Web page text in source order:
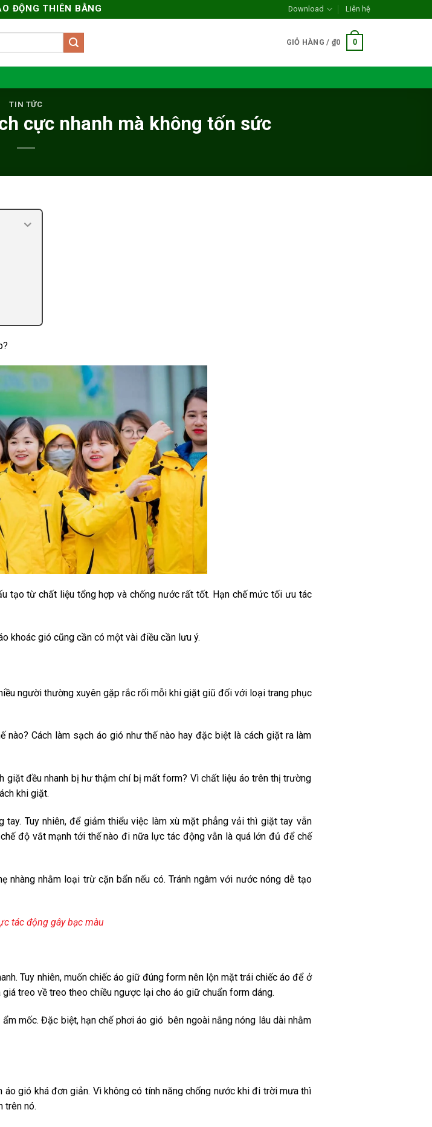
ĐỘNG THIÊN BẰNG Download Liên hệ
GIỎ HÀNG / ₫0 0
TIN TỨC
cực nhanh mà không tốn sức
tạo từ chất liệu tổng hợp và chống nước rất tốt. Hạn chế mức tối ưu tác
khoác gió cũng cần có một vài điều cần lưu ý.
người thường xuyên gặp rắc rối mỗi khi giặt giũ đối với loại trang phục
nào? Cách làm sạch áo gió như thế nào hay đặc biệt là cách giặt ra làm
đều nhanh bị hư thậm chí bị mất form? Vì chất liệu áo trên thị trường
khi giặt.
Tuy nhiên, để giảm thiểu việc làm xù mặt phẳng vải thì giặt tay vẫn
độ vắt mạnh tới thế nào đi nữa lực tác động vẫn là quá lớn đủ để chế
nhằm loại trừ cặn bẩn nếu có. Tránh ngâm với nước nóng dễ tạo
tác động gây bạc màu
Tuy nhiên, muốn chiếc áo giữ đúng form nên lộn mặt trái chiếc áo để ở
treo về treo theo chiều ngược lại cho áo giữ chuẩn form dáng.
mốc. Đặc biệt, hạn chế phơi áo gió bên ngoài nắng nóng lâu dài nhằm
gió khá đơn giản. Vì không có tính năng chống nước khi đi trời mưa thì
trên nó.